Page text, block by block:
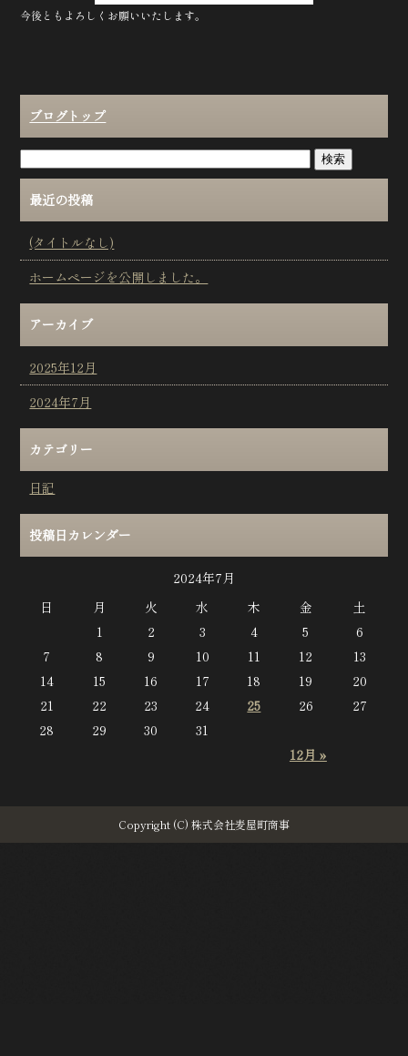
今後ともよろしくお願いいたします。
ブログトップ
最近の投稿
(タイトルなし)
ホームページを公開しました。
アーカイブ
2025年12月
2024年7月
カテゴリー
日記
投稿日カレンダー
2024年7月
日
月 火 水 木 金 土
12月 »
1 2 3 4 5
6
7
8 9 10 11 12
13
14
15 16 17 18 19
20
21
22 23 24 25 26
27
28
29 30 31
Copyright (C) 株式会社麦屋町商事